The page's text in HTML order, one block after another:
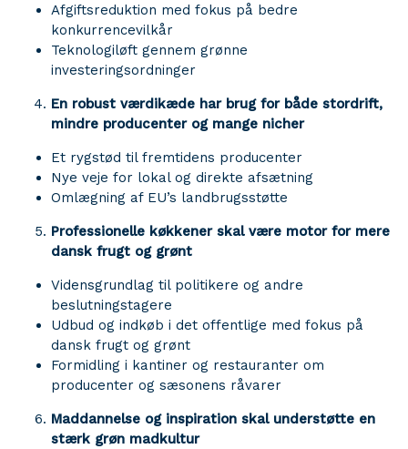
Afgiftsreduktion med fokus på bedre
konkurrencevilkår
Teknologiløft gennem grønne
investeringsordninger
En robust værdikæde har brug for både stordrift,
mindre producenter og mange nicher
Et rygstød til fremtidens producenter
Nye veje for lokal og direkte afsætning
Omlægning af EU’s landbrugsstøtte
Professionelle køkkener skal være motor for mere
dansk frugt og grønt
Vidensgrundlag til politikere og andre
beslutningstagere
Udbud og indkøb i det offentlige med fokus på
dansk frugt og grønt
Formidling i kantiner og restauranter om
producenter og sæsonens råvarer
Maddannelse og inspiration skal understøtte en
stærk grøn madkultur